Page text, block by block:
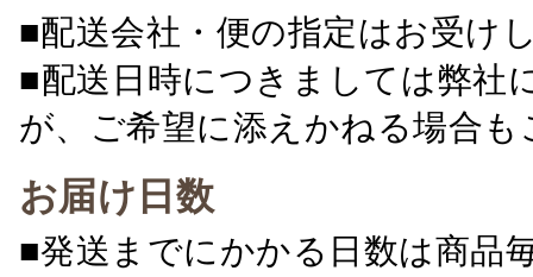
■配送会社・便の指定はお受け
■配送日時につきましては弊社
が、ご希望に添えかねる場合
お届け日数
■発送までにかかる日数は商品